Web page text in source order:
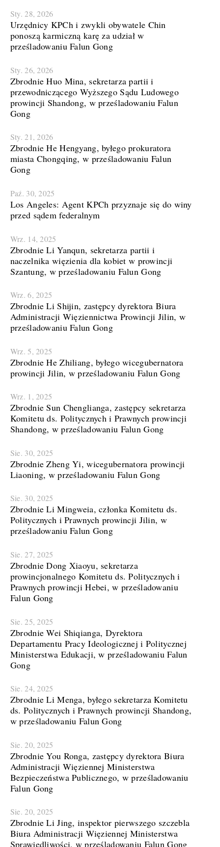
Sty. 28, 2026
Urzędnicy KPCh i zwykli obywatele Chin
ponoszą karmiczną karę za udział w
prześladowaniu Falun Gong
Sty. 26, 2026
Zbrodnie Huo Mina, sekretarza partii i
przewodniczącego Wyższego Sądu Ludowego
prowincji Shandong, w prześladowaniu Falun
Gong
Sty. 21, 2026
Zbrodnie He Hengyang, byłego prokuratora
miasta Chongqing, w prześladowaniu Falun
Gong
Paź. 30, 2025
Los Angeles: Agent KPCh przyznaje się do winy
przed sądem federalnym
Wrz. 14, 2025
Zbrodnie Li Yanqun, sekretarza partii i
naczelnika więzienia dla kobiet w prowincji
Szantung, w prześladowaniu Falun Gong
Wrz. 6, 2025
Zbrodnie Li Shijin, zastępcy dyrektora Biura
Administracji Więziennictwa Prowincji Jilin, w
prześladowaniu Falun Gong
Wrz. 5, 2025
Zbrodnie He Zhiliang, byłego wicegubernatora
prowincji Jilin, w prześladowaniu Falun Gong
Wrz. 1, 2025
Zbrodnie Sun Chenglianga, zastępcy sekretarza
Komitetu ds. Politycznych i Prawnych prowincji
Shandong, w prześladowaniu Falun Gong
Sie. 30, 2025
Zbrodnie Zheng Yi, wicegubernatora prowincji
Liaoning, w prześladowaniu Falun Gong
Sie. 30, 2025
Zbrodnie Li Mingweia, członka Komitetu ds.
Politycznych i Prawnych prowincji Jilin, w
prześladowaniu Falun Gong
Sie. 27, 2025
Zbrodnie Dong Xiaoyu, sekretarza
prowincjonalnego Komitetu ds. Politycznych i
Prawnych prowincji Hebei, w prześladowaniu
Falun Gong
Sie. 25, 2025
Zbrodnie Wei Shiqianga, Dyrektora
Departamentu Pracy Ideologicznej i Politycznej
Ministerstwa Edukacji, w prześladowaniu Falun
Gong
Sie. 24, 2025
Zbrodnie Li Menga, byłego sekretarza Komitetu
ds. Politycznych i Prawnych prowincji Shandong,
w prześladowaniu Falun Gong
Sie. 20, 2025
Zbrodnie You Ronga, zastępcy dyrektora Biura
Administracji Więziennej Ministerstwa
Bezpieczeństwa Publicznego, w prześladowaniu
Falun Gong
Sie. 20, 2025
Zbrodnie Li Jing, inspektor pierwszego szczebla
Biura Administracji Więziennej Ministerstwa
Sprawiedliwości, w prześladowaniu Falun Gong